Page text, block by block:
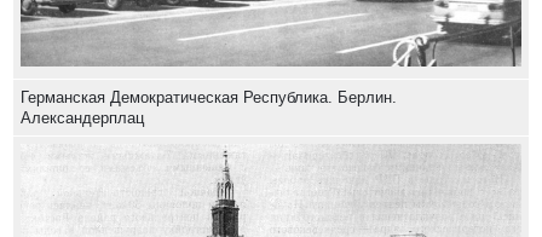
Германская Демократическая Республика. Берлин.
Александерплац